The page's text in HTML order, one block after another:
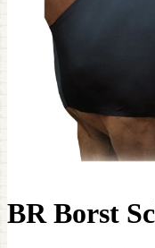
BR Borst